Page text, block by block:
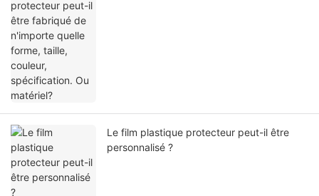
Le film plastique protecteur peut-il être
personnalisé ?